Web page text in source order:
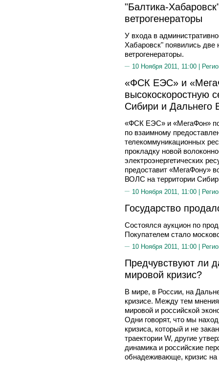
"Балтика-
ветрогенераторы
У входа в
Хабаровск" появились
ветрогенераторы.
10 Ноября 2011, 11:00 |
«ФСК ЕЭС» и
высокоскоростную
Сибири и Дальнего
«ФСК ЕЭС» и «МегаФон»
по взаимному
телекоммуникационных
прокладку новой
электроэнергетических
предоставит «МегаФону»
ВОЛС на территории
10 Ноября 2011, 11:00 |
Государство
Состоялся аукцион по
Покупателем стало
10 Ноября 2011, 11:00 |
Предчувствуют ли
мировой кризис?
В мире, в России, на
кризисе. Между тем
мировой и российской
Одни говорят, что мы
кризиса, который и не
траектории W, другие
динамика и российские
обнадеживающе, кризис на